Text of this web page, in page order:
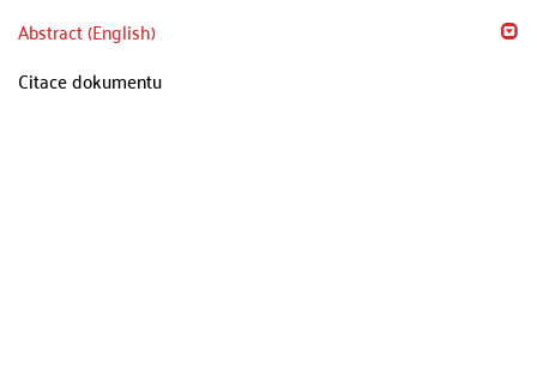
Abstract (English)
Citace dokumentu